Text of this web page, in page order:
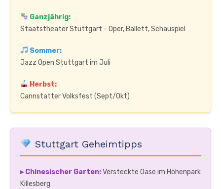
Ganzjährig:
Staatstheater Stuttgart - Oper, Ballett, Schauspiel
Sommer:
Jazz Open Stuttgart im Juli
Herbst:
Cannstatter Volksfest (Sept/Okt)
Stuttgart Geheimtipps
▸ Chinesischer Garten:Versteckte Oase im Höhenpark
Killesberg